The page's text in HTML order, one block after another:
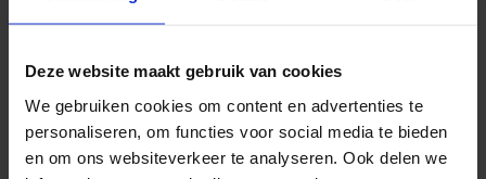
Deze website maakt gebruik van cookies
We gebruiken cookies om content en advertenties te
personaliseren, om functies voor social media te bieden
en om ons websiteverkeer te analyseren. Ook delen we